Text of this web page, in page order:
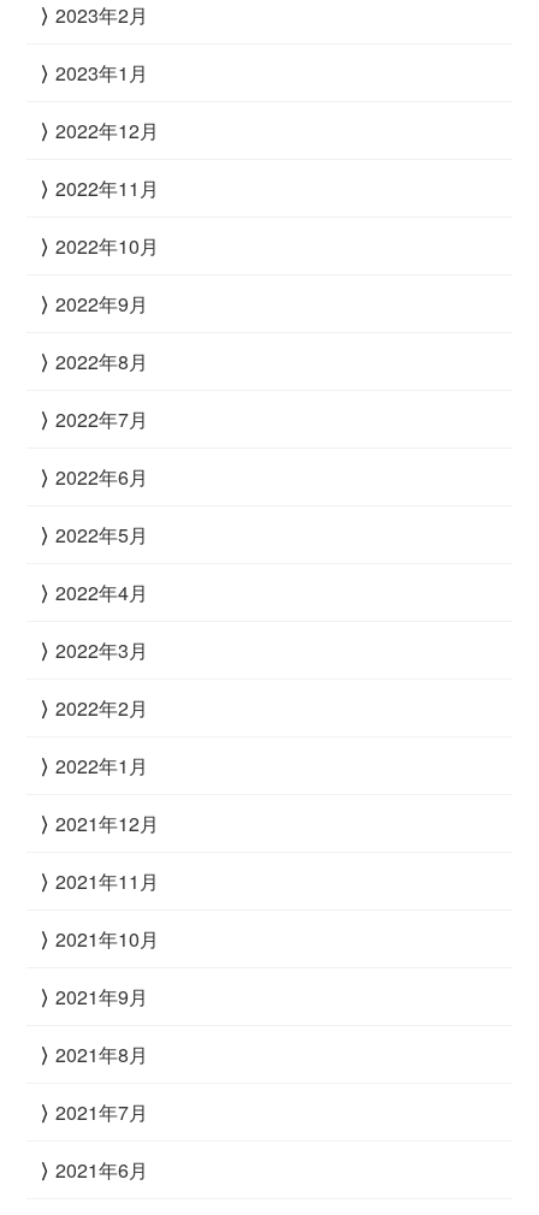
2023年2月
2023年1月
2022年12月
2022年11月
2022年10月
2022年9月
2022年8月
2022年7月
2022年6月
2022年5月
2022年4月
2022年3月
2022年2月
2022年1月
2021年12月
2021年11月
2021年10月
2021年9月
2021年8月
2021年7月
2021年6月